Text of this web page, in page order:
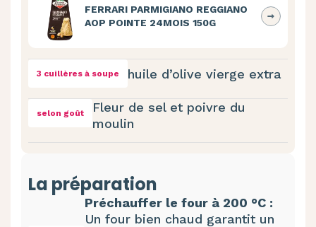
FERRARI PARMIGIANO REGGIANO
AOP POINTE 24MOIS 150G
3 cuillères à soupe huile d’olive vierge extra
selon goût
Fleur de sel et poivre du
moulin
La préparation
Préchauffer le four à 200 °C :
Un four bien chaud garantit un